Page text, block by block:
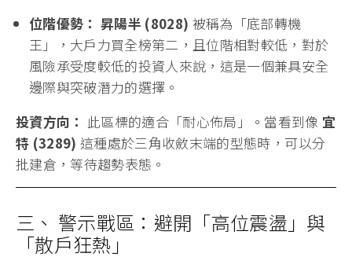
位階優勢： 昇陽半 (8028) 被稱為「底部轉機
王」，大戶力買全榜第二，且位階相對較低，對於
風險承受度較低的投資人來說，這是一個兼具安全
邊際與突破潛力的選擇。
投資方向： 此區標的適合「耐心佈局」。當看到像 宜
特 (3289) 這種處於三角收斂末端的型態時，可以分
批建倉，等待趨勢表態。
三、 警示戰區：避開「高位震盪」與
「散戶狂熱」